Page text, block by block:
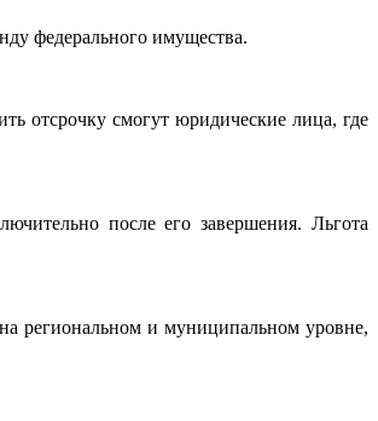
федерального имущества.
отсрочку смогут юридические лица, где
после его завершения. Льгота
региональном и муниципальном уровне,